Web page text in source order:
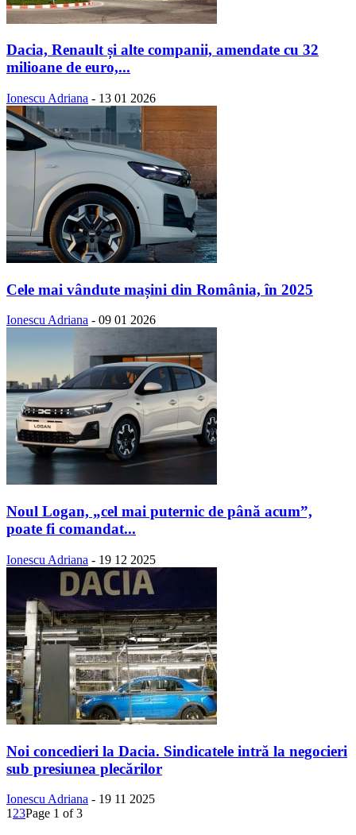
Dacia, Renault și alte companii, amendate cu 32
milioane de euro,...
Ionescu Adriana - 13 01 2026
Cele mai vândute mașini din România, în 2025
Ionescu Adriana - 09 01 2026
Noul Logan, „cel mai puternic de până acum”,
poate fi comandat...
Ionescu Adriana - 19 12 2025
Noi concedieri la Dacia. Sindicatele intră la negocieri
sub presiunea plecărilor
Ionescu Adriana - 19 11 2025
1 23Page 1 of 3